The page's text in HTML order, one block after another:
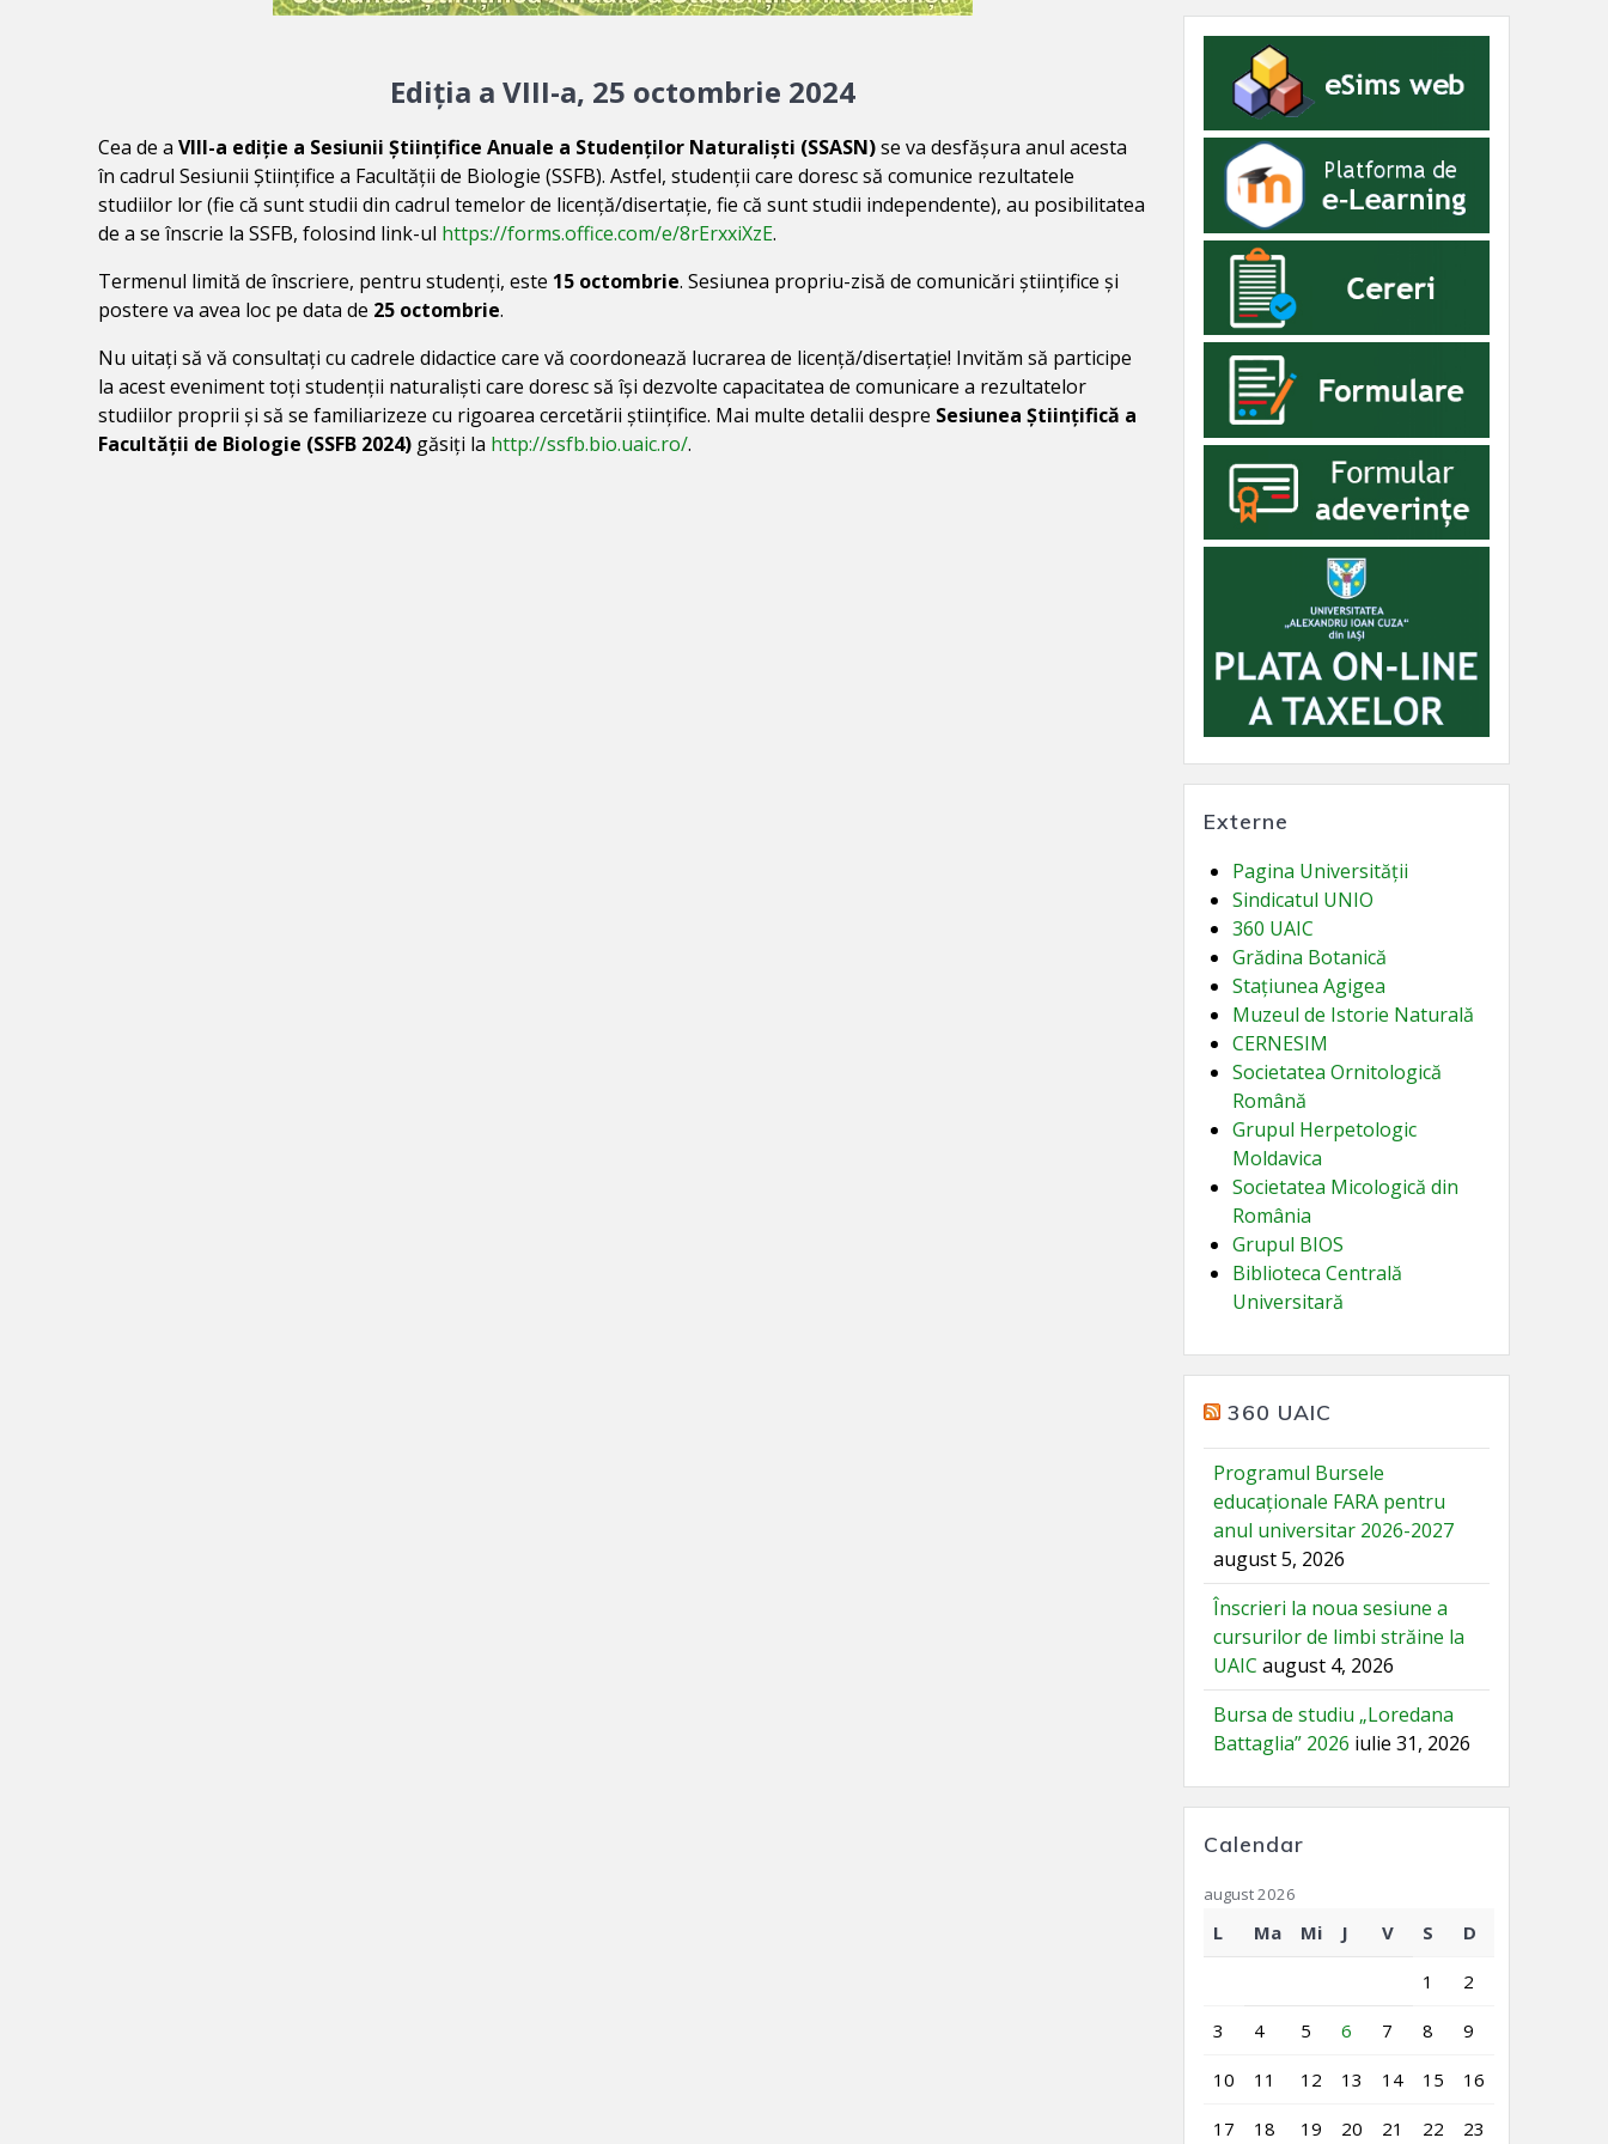
Ediția a VIII-a, 25 octombrie 2024
Cea de aVIII-a ediție a Sesiunii Științifice Anuale a Studenților Naturaliști (SSASN)se va desfășura anul acesta
în cadrul Sesiunii Științifice a Facultății de Biologie (SSFB). Astfel, studenții care doresc să comunice rezultatele
studiilor lor (fie că sunt studii din cadrul temelor de licență/disertație, fie că sunt studii independente), au posibilitatea
de a se înscrie la SSFB, folosind link-ul https://forms.office.com/e/8rErxxiXzE.
Termenul limită de înscriere, pentru studenți, este 15 octombrie. Sesiunea propriu-zisă de comunicări științifice și
postere va avea loc pe data de 25 octombrie.
Nu uitați să vă consultați cu cadrele didactice care vă coordonează lucrarea de licență/disertație! Invităm să participe
la acest eveniment toți studenții naturaliști care doresc să își dezvolte capacitatea de comunicare a rezultatelor
studiilor proprii și să se familiarizeze cu rigoarea cercetării științifice. Mai multe detalii despre Sesiunea Științifică a
Facultății de Biologie (SSFB 2024) găsiți la http://ssfb.bio.uaic.ro/.
Externe
Pagina Universității
Sindicatul UNIO
360 UAIC
Grădina Botanică
Stațiunea Agigea
Muzeul de Istorie Naturală
CERNESIM
Societatea Ornitologică
Română
Grupul Herpetologic
Moldavica
Societatea Micologică din
România
Grupul BIOS
Biblioteca Centrală
Universitară
360 UAIC
Programul Bursele
educaționale FARA pentru
anul universitar 2026-2027
august 5, 2026
Înscrieri la noua sesiune a
cursurilor de limbi străine la
UAIC august 4, 2026
Bursa de studiu „Loredana
Battaglia” 2026 iulie 31, 2026
Calendar
august 2026
L Ma Mi J V S D
1 2
3 4 5 6 7 8 9
10 11 12 13 14 15 16
17 18 19 20 21 22 23